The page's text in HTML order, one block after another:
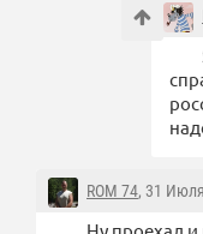
ROM 74, 31